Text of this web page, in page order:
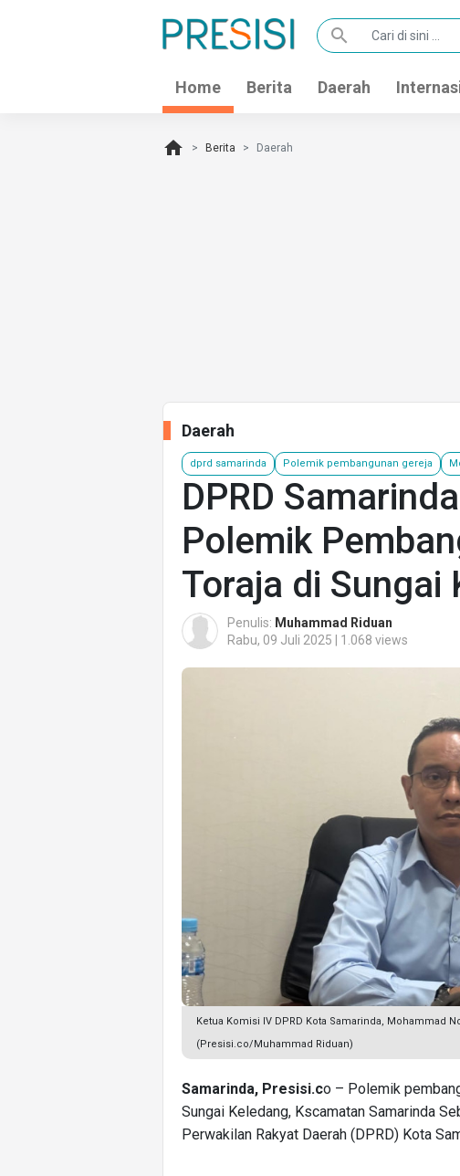
search
Home Berita Daerah
home Berita Daerah
Daerah
dprd samarinda Polemik pembangunan gereja
DPRD
Polemik
Toraja di Sungai
Penulis: Muhammad Riduan
Rabu, 09 Juli 2025 | 1.068 views
Ketua Komisi IV DPRD Kota Samarinda, Mohammad
(Presisi.co/Muhammad Riduan)
Samarinda, Presisi.co – Polemik
Sungai Keledang, Kscamatan Samarinda
Perwakilan Rakyat Daerah (DPRD) Kota